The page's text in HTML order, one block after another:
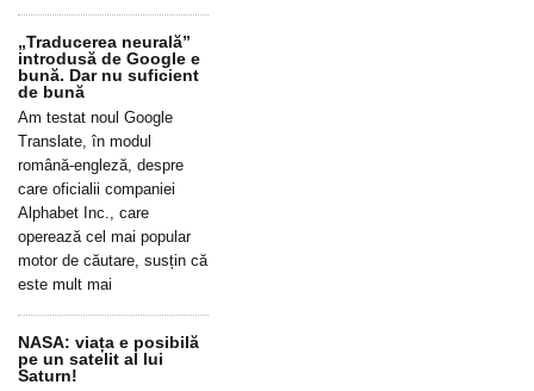
„Traducerea neurală”
introdusă de Google e
bună. Dar nu suficient
de bună
Am testat noul Google
Translate, în modul
română-engleză, despre
care oficialii companiei
Alphabet Inc., care
operează cel mai popular
motor de căutare, susțin că
este mult mai
NASA: viața e posibilă
pe un satelit al lui
Saturn!